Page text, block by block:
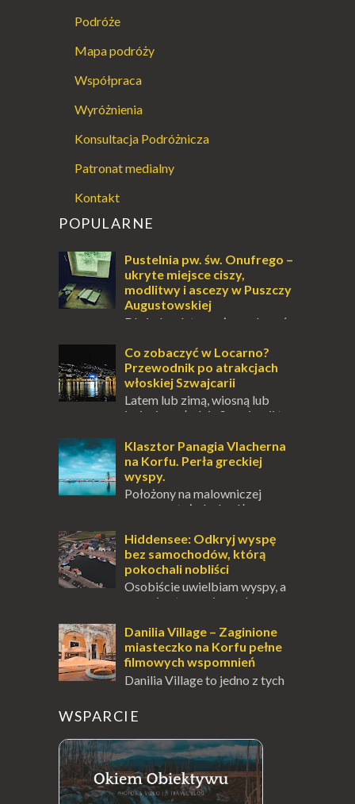
Podróże
Mapa podróży
Współpraca
Wyróżnienia
Konsultacja Podróżnicza
Patronat medialny
Kontakt
POPULARNE
Pustelnia pw. św. Onufrego –
ukryte miejsce ciszy,
modlitwy i ascezy w Puszczy
Augustowskiej
Dla jednych to może wydawać
przetrwania lub romantycznym życiem. Dla
innych to nieustanne przebywanie z B...
Co zobaczyć w Locarno?
Przewodnik po atrakcjach
włoskiej Szwajcarii
Latem lub zimą, wiosną lub
jesienią, południe Szwajcarii to
odwiedzić. Moja zimowa podróż do
Locarno gwara...
Klasztor Panagia Vlacherna
na Korfu. Perła greckiej
wyspy.
Położony na malowniczej
wysepce, tuż obok półwyspu
jest jednym z najbardziej rozpoznawalnych
symbo...
Hiddensee: Odkryj wyspę
bez samochodów, którą
pokochali nobliści
Osobiście uwielbiam wyspy, a
uczucie otoczenia wodą
pośrodku Bałtyku? To zawsze brzmi jak
doskonał...
Danilia Village – Zaginione
miasteczko na Korfu pełne
filmowych wspomnień
Danilia Village to jedno z tych
sobie wiele tajemnic i historii, a przy tym
jest doskonale znane miłośnikom f...
WSPARCIE